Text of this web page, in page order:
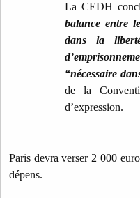
La CEDH
balance entre
dans la
“nécessaire
de la
d’expression.
Paris devra verser 2 000
dépens.